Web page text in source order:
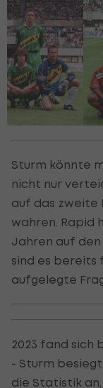
Sturm könnte
nicht nur
auf das zweite
wahren. Rapid
Jahren auf
sind es bereits
aufgelegte
2023 fand sich
- Sturm
die Statistik